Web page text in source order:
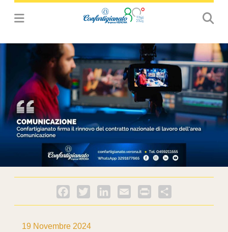
Facebook
Twitter LinkedInEmail PrintFriendly
19 Novembre 2024